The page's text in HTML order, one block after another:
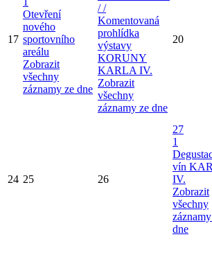
17
Otevření
nového
sportovního
areálu
Zobrazit
všechny
záznamy ze dne
/ /
Komentovaná
prohlídka
výstavy
KORUNY
KARLA IV.
Zobrazit
všechny
záznamy ze dne
20
24 25 26
27
1
vín
IV.
Zobrazit
všechny
dne